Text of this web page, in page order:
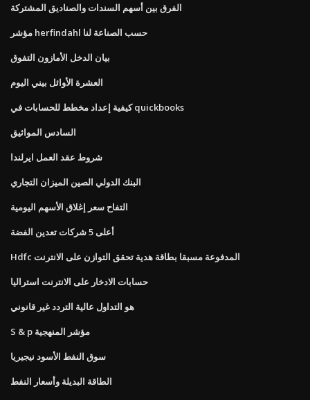
الفرق بين أسهم السندات والصناديق المشتركة
مؤشر herfindahl حسب الصناعة لنا
بيان الدخل الأمازون التفوق
العشرة الأوائل بيني اليوم
كيفية إعداد مخطط للحسابات في quickbooks
السادس المواثيق
شروط عقد العمل ايرلندا
البنك الدولي الصين الميزان التجاري
التفاح سعر إغلاق الأسهم اليومية
أعلى 5 شركات تعدين الفضة
Hdfc المدفوعة مسبقا بطاقة هدية تحقق التوازن على الانترنت
حسابات الادخار على الانترنت استراليا
هو التداول عالية التردد غير قانوني
S & p مؤشر المنهجية
سوق النفط الأسود نيجيريا
الطاقة البديلة وأسعار النفط